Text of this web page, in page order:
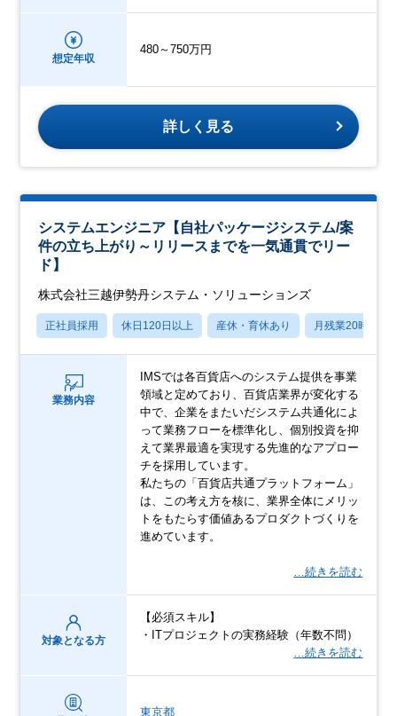
想定年収
480～750万円
詳しく見る
システムエンジニア【自社パッケージシステム/案
件の立ち上がり～リリースまでを一気通貫でリー
ド】
株式会社三越伊勢丹システム・ソリューションズ
正社員採用 休日120日以上 産休・育休あり 月残業20時間以
業務内容
IMSでは各百貨店へのシステム提供を事業
領域と定めており、百貨店業界が変化する
中で、企業をまたいだシステム共通化によ
って業務フローを標準化し、個別投資を抑
えて業界最適を実現する先進的なアプロー
チを採用しています。
私たちの「百貨店共通プラットフォーム」
は、この考え方を核に、業界全体にメリッ
トをもたらす価値あるプロダクトづくりを
進めています。
…続きを読む
対象となる方
【必須スキル】
・ITプロジェクトの実務経験（年数不問）
…続きを読む
東京都